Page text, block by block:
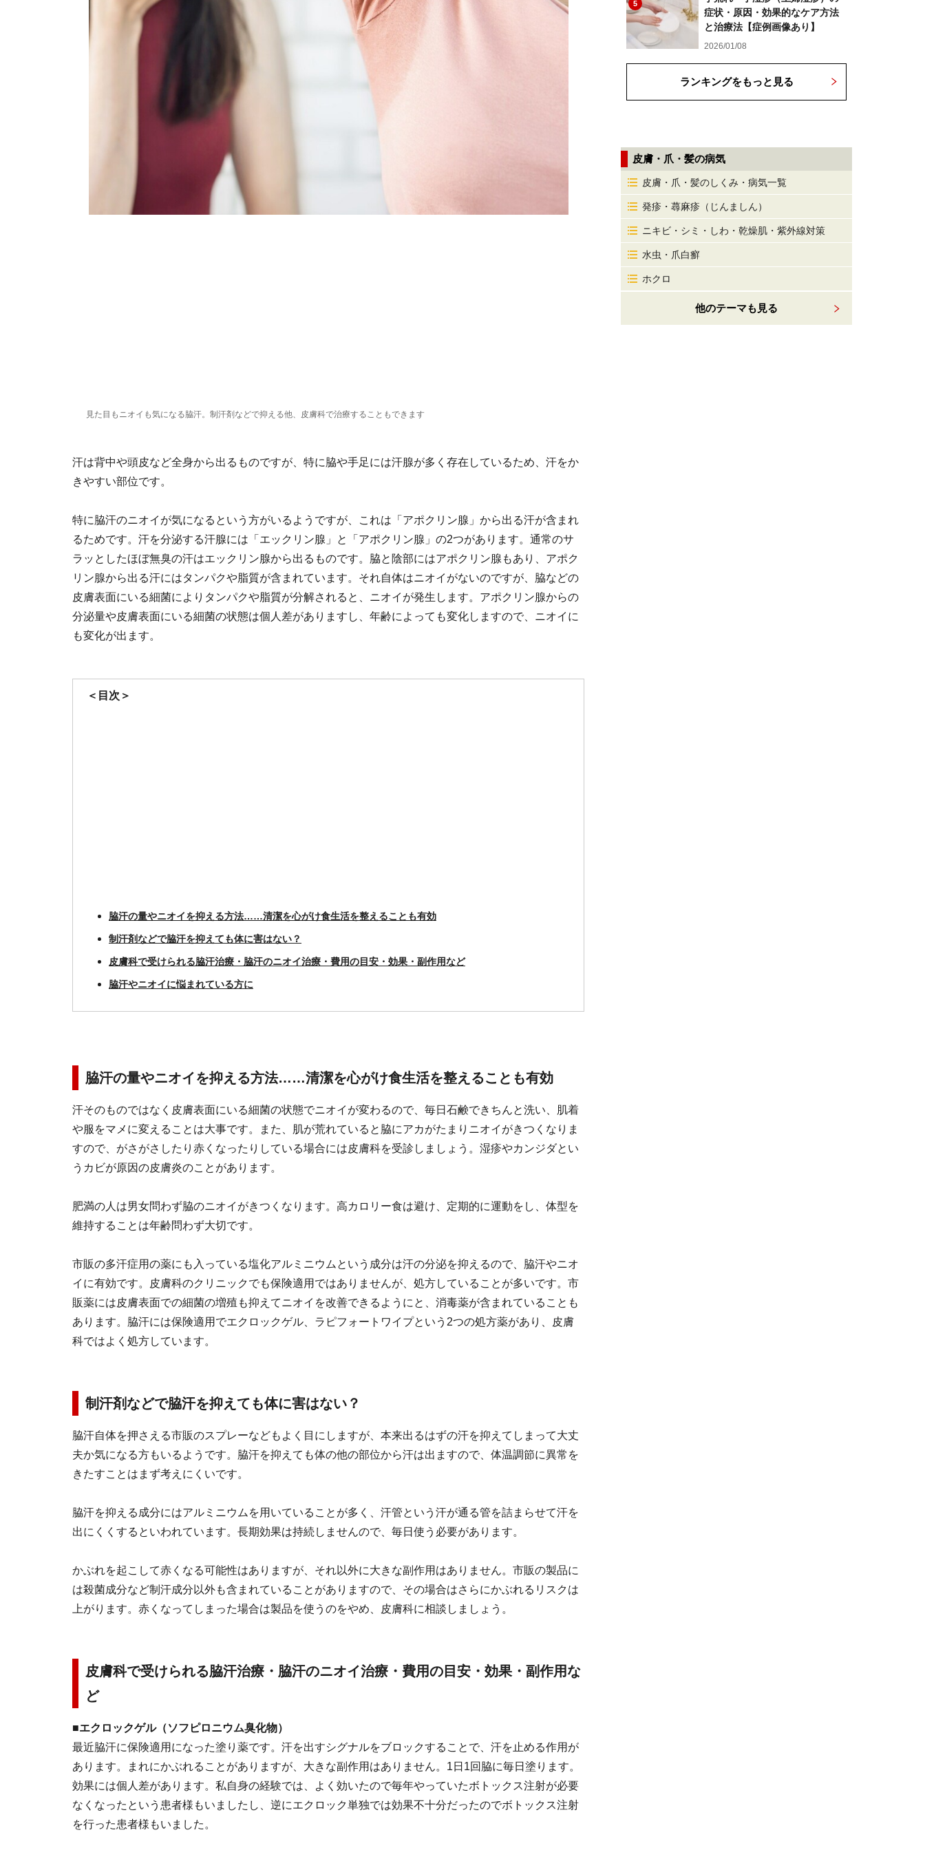
見た目もニオイも気になる脇汗。制汗剤などで抑える他、皮膚科で治療することもできます
汗は背中や頭皮など全身から出るものですが、特に脇や手足には汗腺が多く存在しているため、汗をか
きやすい部位です。
特に脇汗のニオイが気になるという方がいるようですが、これは「アポクリン腺」から出る汗が含まれ
るためです。汗を分泌する汗腺には「エックリン腺」と「アポクリン腺」の2つがあります。通常のサ
ラッとしたほぼ無臭の汗はエックリン腺から出るものです。脇と陰部にはアポクリン腺もあり、アポク
リン腺から出る汗にはタンパクや脂質が含まれています。それ自体はニオイがないのですが、脇などの
皮膚表面にいる細菌によりタンパクや脂質が分解されると、ニオイが発生します。アポクリン腺からの
分泌量や皮膚表面にいる細菌の状態は個人差がありますし、年齢によっても変化しますので、ニオイに
も変化が出ます。
＜目次＞
脇汗の量やニオイを抑える方法……清潔を心がけ食生活を整えることも有効
制汗剤などで脇汗を抑えても体に害はない？
皮膚科で受けられる脇汗治療・脇汗のニオイ治療・費用の目安・効果・副作用など
脇汗やニオイに悩まれている方に
脇汗の量やニオイを抑える方法……清潔を心がけ食生活を整えることも有効
汗そのものではなく皮膚表面にいる細菌の状態でニオイが変わるので、毎日石鹸できちんと洗い、肌着
や服をマメに変えることは大事です。また、肌が荒れていると脇にアカがたまりニオイがきつくなりま
すので、がさがさしたり赤くなったりしている場合には皮膚科を受診しましょう。湿疹やカンジダとい
うカビが原因の皮膚炎のことがあります。
肥満の人は男女問わず脇のニオイがきつくなります。高カロリー食は避け、定期的に運動をし、体型を
維持することは年齢問わず大切です。
市販の多汗症用の薬にも入っている塩化アルミニウムという成分は汗の分泌を抑えるので、脇汗やニオ
イに有効です。皮膚科のクリニックでも保険適用ではありませんが、処方していることが多いです。市
販薬には皮膚表面での細菌の増殖も抑えてニオイを改善できるようにと、消毒薬が含まれていることも
あります。脇汗には保険適用でエクロックゲル、ラピフォートワイプという2つの処方薬があり、皮膚
科ではよく処方しています。
制汗剤などで脇汗を抑えても体に害はない？
脇汗自体を押さえる市販のスプレーなどもよく目にしますが、本来出るはずの汗を抑えてしまって大丈
夫か気になる方もいるようです。脇汗を抑えても体の他の部位から汗は出ますので、体温調節に異常を
きたすことはまず考えにくいです。
脇汗を抑える成分にはアルミニウムを用いていることが多く、汗管という汗が通る管を詰まらせて汗を
出にくくするといわれています。長期効果は持続しませんので、毎日使う必要があります。
かぶれを起こして赤くなる可能性はありますが、それ以外に大きな副作用はありません。市販の製品に
は殺菌成分など制汗成分以外も含まれていることがありますので、その場合はさらにかぶれるリスクは
上がります。赤くなってしまった場合は製品を使うのをやめ、皮膚科に相談しましょう。
皮膚科で受けられる脇汗治療・脇汗のニオイ治療・費用の目安・効果・副作用な
ど
■エクロックゲル（ソフピロニウム臭化物）
最近脇汗に保険適用になった塗り薬です。汗を出すシグナルをブロックすることで、汗を止める作用が
あります。まれにかぶれることがありますが、大きな副作用はありません。1日1回脇に毎日塗ります。
効果には個人差があります。私自身の経験では、よく効いたので毎年やっていたボトックス注射が必要
なくなったという患者様もいましたし、逆にエクロック単独では効果不十分だったのでボトックス注射
を行った患者様もいました。
5
症状・原因・効果的なケア方法
と治療法【症例画像あり】
2026/01/08
ランキングをもっと見る
皮膚・爪・髪の病気
皮膚・爪・髪のしくみ・病気一覧
発疹・蕁麻疹（じんましん）
ニキビ・シミ・しわ・乾燥肌・紫外線対策
水虫・爪白癬
ホクロ
他のテーマも見る